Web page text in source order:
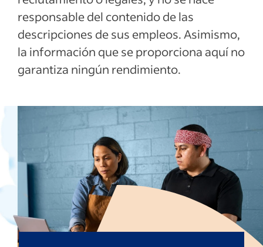
responsable del contenido de las
descripciones de sus empleos. Asimismo,
la información que se proporciona aquí no
garantiza ningún rendimiento.